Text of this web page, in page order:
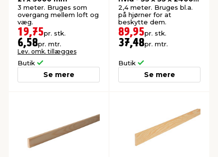
3 meter. Bruges som
overgang mellem loft og
væg.
19,75pr. stk.
6,58pr. mtr.
Lev. omk. tillægges
Butik
Se mere
mm
2,4 meter. Bruges bl.a.
på hjørner for at
beskytte dem.
89,95pr. stk.
37,48pr. mtr.
Butik
Se mere